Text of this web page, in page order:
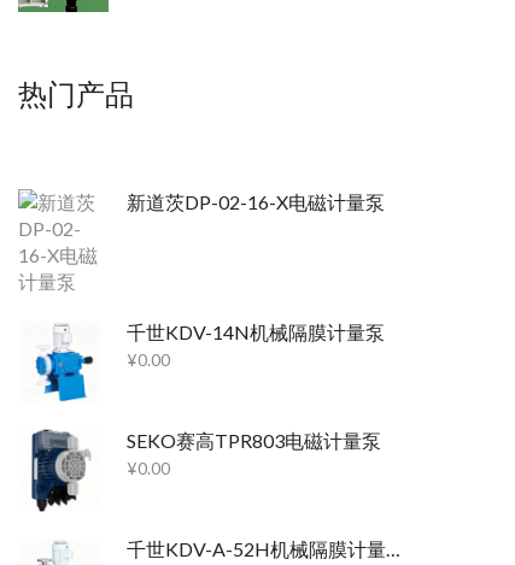
热门产品
新道茨DP-02-16-X电磁计量泵
千世KDV-14N机械隔膜计量泵
¥0.00
SEKO赛高TPR803电磁计量泵
¥0.00
千世KDV-A-52H机械隔膜计量泵